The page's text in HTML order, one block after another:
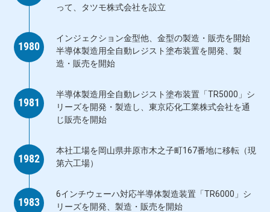
って、タツモ株式会社を設立
1980
インジェクション金型他、金型の製造・販売を開始
半導体製造用全自動レジスト塗布装置を開発、製
造・販売を開始
1981
半導体製造用全自動レジスト塗布装置「TR5000」シ
リーズを開発・製造し、東京応化工業株式会社を通
じ販売を開始
1982
本社工場を岡山県井原市木之子町167番地に移転（現
第六工場）
1983
6インチウェーハ対応半導体製造装置「TR6000」シ
リーズを開発、製造・販売を開始